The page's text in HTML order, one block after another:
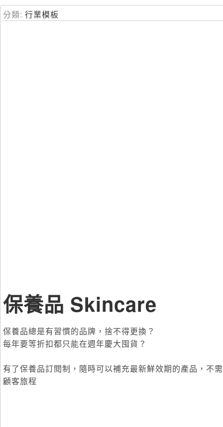
跳
到分類: 行業模板
保養品 Skincare
保養品總是有習慣的品牌，捨不得更換？
每年要等折扣都只能在週年慶大囤貨？
有了保養品訂閱制，隨時可以補充最新鮮效期的產品，不
顧客旅程